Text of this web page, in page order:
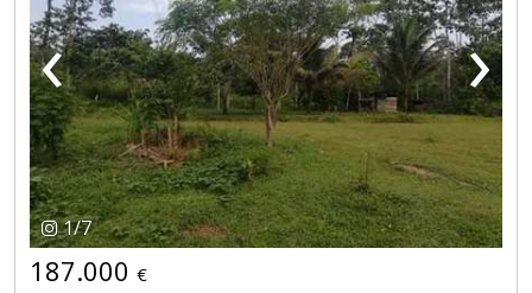
‹ ›
1/7
187.000 €